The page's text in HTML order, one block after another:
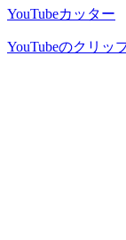
YouTubeカッター
YouTubeのクリッ